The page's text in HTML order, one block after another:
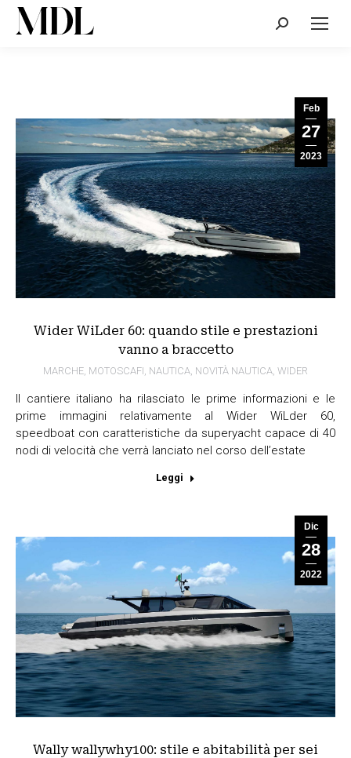
Cerca:
Feb
27
2023
Wider WiLder 60: quando stile e prestazioni
vanno a braccetto
MARCHE, MOTOSCAFI, NAUTICA, NOVITÀ NAUTICA, WIDER
Il cantiere italiano ha rilasciato le prime informazioni e le
prime immagini relativamente al Wider WiLder 60,
speedboat con caratteristiche da superyacht capace di 40
nodi di velocità che verrà lanciato nel corso dell’estate
Leggi
Dic
28
2022
Wally wallywhy100: stile e abitabilità per sei